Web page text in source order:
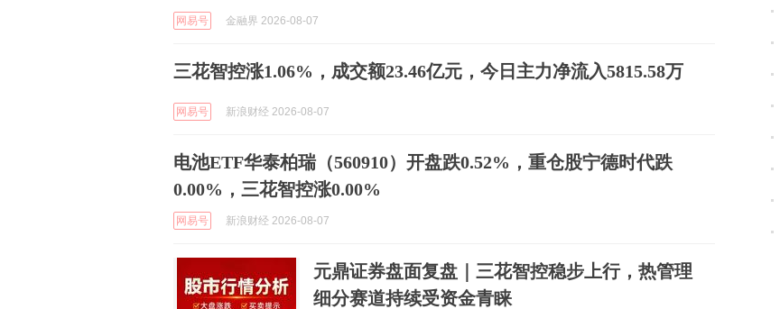
网易号 金融界 2026-08-07
三花智控涨1.06%，成交额23.46亿元，今日主力净流入5815.58万
网易号 新浪财经 2026-08-07
电池ETF华泰柏瑞（560910）开盘跌0.52%，重仓股宁德时代跌
0.00%，三花智控涨0.00%
网易号 新浪财经 2026-08-07
元鼎证券盘面复盘｜三花智控稳步上行，热管理
细分赛道持续受资金青睐